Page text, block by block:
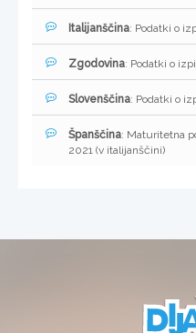
Italijanščina: Podatki o
Zgodovina: Podatki o
Slovenščina: Podatki o
Španščina: Maturitetna
2021 (v italijanščini)